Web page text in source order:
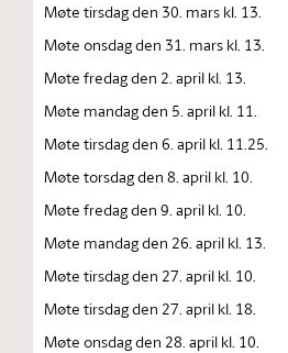
Møte tirsdag den 30. mars kl. 13.
Møte onsdag den 31. mars kl. 13.
Møte fredag den 2. april kl. 13.
Møte mandag den 5. april kl. 11.
Møte tirsdag den 6. april kl. 11.25.
Møte torsdag den 8. april kl. 10.
Møte fredag den 9. april kl. 10.
Møte mandag den 26. april kl. 13.
Møte tirsdag den 27. april kl. 10.
Møte tirsdag den 27. april kl. 18.
Møte onsdag den 28. april kl. 10.